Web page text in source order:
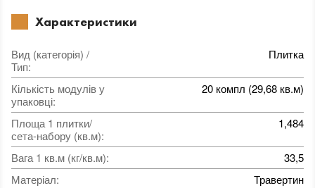
Характеристики
Вид (категорія) /
Тип:
Плитка
Кількість модулів у
упаковці:
20 компл (29,68 кв.м)
Площа 1 плитки/
сета-набору (кв.м):
1,484
Вага 1 кв.м (кг/кв.м):
33,5
Матеріал:
Травертин